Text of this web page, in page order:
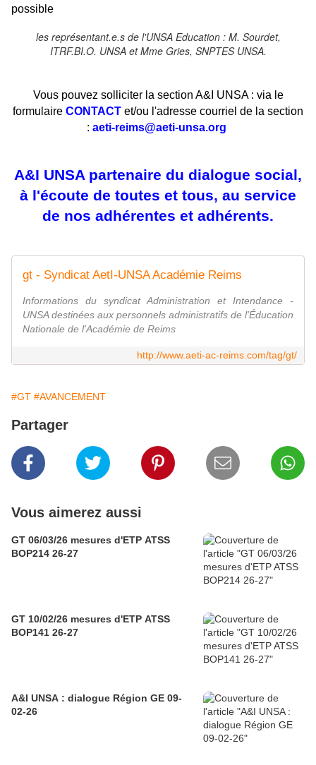
possible
les représentant.e.s de l'UNSA Education : M. Sourdet,
ITRF.BI.O. UNSA et Mme Gries, SNPTES UNSA.
Vous pouvez solliciter la section A&I UNSA : via le
formulaire CONTACT et/ou l'adresse courriel de la section
: aeti-reims@aeti-unsa.org
A&I UNSA partenaire du dialogue social,
à l'écoute de toutes et tous, au service
de nos adhérentes et adhérents.
gt - Syndicat AetI-UNSA Académie Reims
Informations du syndicat Administration et Intendance -
UNSA destinées aux personnels administratifs de l'Éducation
Nationale de l'Académie de Reims
http://www.aeti-ac-reims.com/tag/gt/
#GT #AVANCEMENT
Partager
Vous aimerez aussi
GT 06/03/26 mesures d'ETP ATSS
BOP214 26-27
GT 10/02/26 mesures d'ETP ATSS
BOP141 26-27
A&I UNSA : dialogue Région GE 09-
02-26